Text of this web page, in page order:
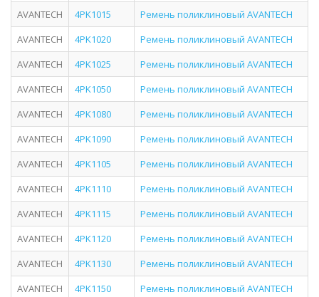
AVANTECH
4PK1015
Ремень поликлиновый AVANTECH
AVANTECH
4PK1020
Ремень поликлиновый AVANTECH
AVANTECH
4PK1025
Ремень поликлиновый AVANTECH
AVANTECH
4PK1050
Ремень поликлиновый AVANTECH
AVANTECH
4PK1080
Ремень поликлиновый AVANTECH
AVANTECH
4PK1090
Ремень поликлиновый AVANTECH
AVANTECH
4PK1105
Ремень поликлиновый AVANTECH
AVANTECH
4PK1110
Ремень поликлиновый AVANTECH
AVANTECH
4PK1115
Ремень поликлиновый AVANTECH
AVANTECH
4PK1120
Ремень поликлиновый AVANTECH
AVANTECH
4PK1130
Ремень поликлиновый AVANTECH
AVANTECH
4PK1150 Ремень поликлиновый AVANTECH